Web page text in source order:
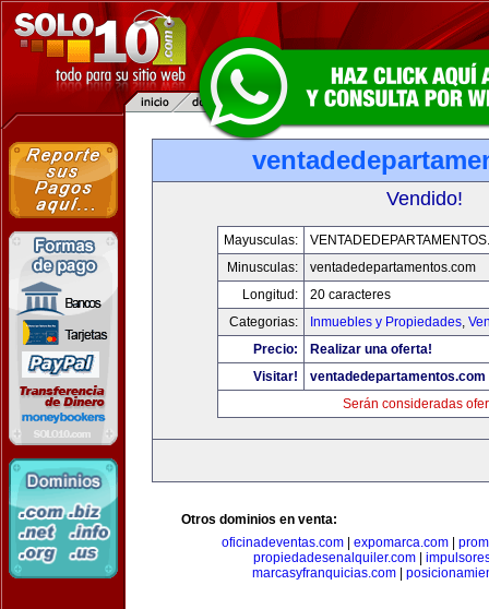
Vendido!
Mayusculas:
Minusculas:
ventadedepartamentos.com
Longitud:
20 caracteres
Categorias:
Inmuebles y Propiedades,
Precio:
Realizar una oferta!
Visitar!
ventadedepartamentos.com
Serán consideradas
Otros dominios en venta:
oficinadeventas.com
expomarca.com
propiedadesenalquiler.com
marcasyfranquicias.com|